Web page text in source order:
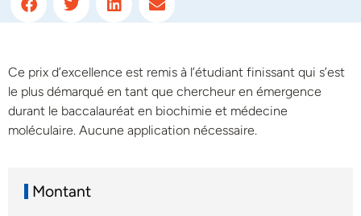
Ce prix d’excellence est remis à l’étudiant finissant qui s’est
le plus démarqué en tant que chercheur en émergence
durant le baccalauréat en biochimie et médecine
moléculaire. Aucune application nécessaire.
Montant